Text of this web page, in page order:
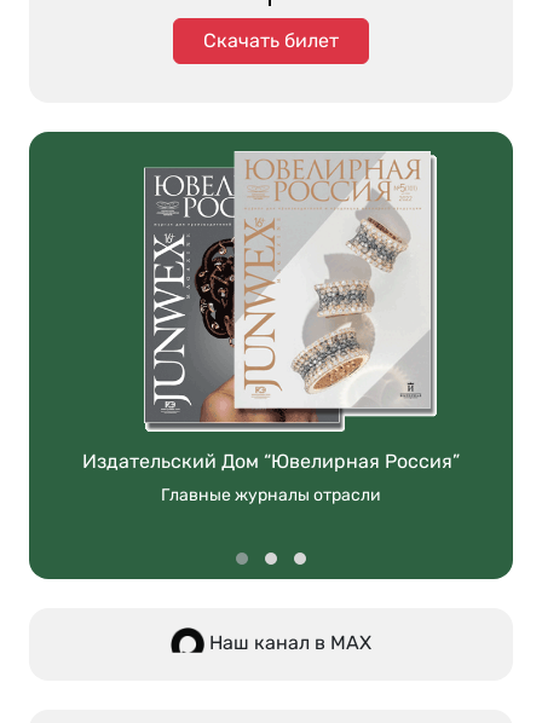
Скачать билет
Издательский Дом “Ювелирная Россия”
Главные журналы отрасли
Наш канал в МАХ